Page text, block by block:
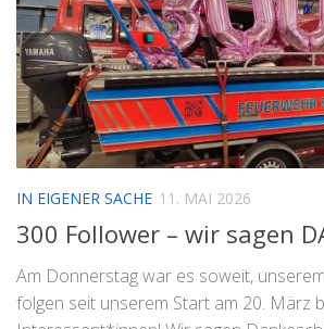
IN EIGENER SACHE 11. MAI 2026
300 Follower – wir sagen
Am Donnerstag war es soweit,
folgen seit unserem Start am 20. März